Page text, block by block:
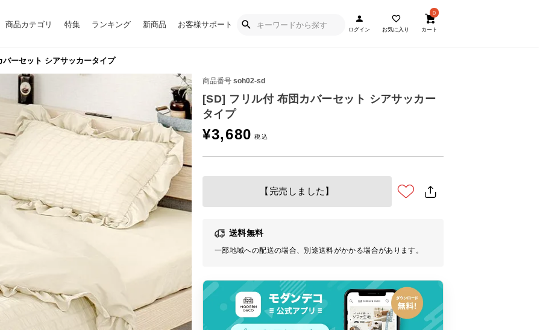
商品カテゴリ 特集 ランキング 新商品 お客様サポート
ログイン お気に入り
0
カート
ーセット シアサッカータイプ
商品番号 soh02-sd
[SD] フリル付 布団カバーセット シアサッカー
タイプ
¥3,680
【完売しました】
送料無料
一部地域への配送の場合、別途送料がかかる場合があります。